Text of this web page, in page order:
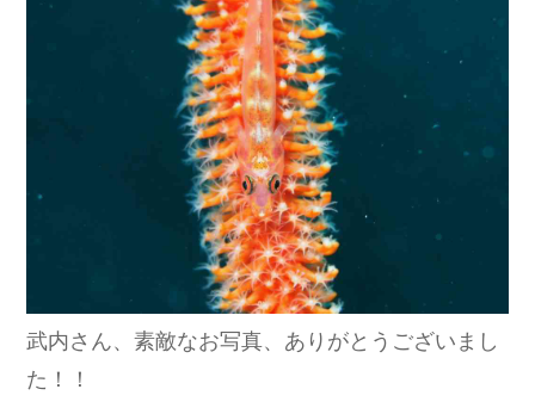
武内さん、素敵なお写真、ありがとうございまし
た！！